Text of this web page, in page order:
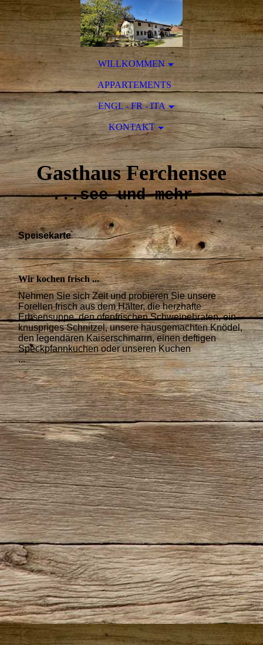
WILLKOMMEN
APPARTEMENTS
ENGL - FR - ITA
KONTAKT
Gasthaus Ferchensee
...see und mehr
Speisekarte
Wir kochen frisch ...
Nehmen Sie sich Zeit und probieren Sie unsere
Forellen frisch aus dem Hälter, die herzhafte
Erbsensuppe, den ofenfrischen Schweinebraten, ein
knuspriges Schnitzel, unsere hausgemachten Knödel,
den legendären Kaiserschmarrn, einen deftigen
Speckpfannkuchen oder unseren Kuchen
...